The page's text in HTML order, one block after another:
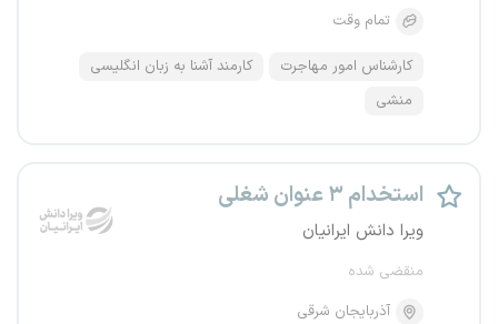
تمام وقت
کارشناس امور مهاجرت
کارمند آشنا به زبان انگلیسی
منشی
استخدام ۳ عنوان شغلی
ویرا دانش ایرانیان
منقضی شده
آذربایجان شرقی